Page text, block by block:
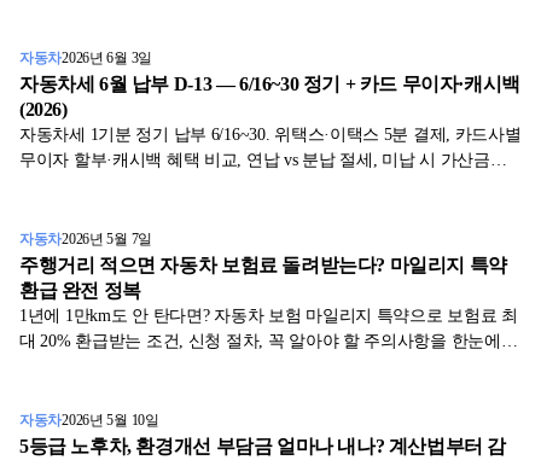
자동차2026년 6월 3일
자동차세 6월 납부 D-13 — 6/16~30 정기 + 카드 무이자·캐시백
(2026)
자동차세 1기분 정기 납부 6/16~30. 위택스·이택스 5분 결제, 카드사별
무이자 할부·캐시백 혜택 비교, 연납 vs 분납 절세, 미납 시 가산금까
자동차2026년 5월 7일
주행거리 적으면 자동차 보험료 돌려받는다? 마일리지 특약
환급 완전 정복
1년에 1만km도 안 탄다면? 자동차 보험 마일리지 특약으로 보험료 최
대 20% 환급받는 조건, 신청 절차, 꼭 알아야 할 주의사항을 한눈에
자동차2026년 5월 10일
5등급 노후차, 환경개선 부담금 얼마나 내나? 계산법부터 감